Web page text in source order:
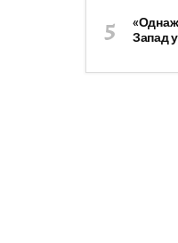
Запад